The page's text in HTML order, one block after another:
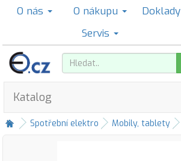
O nás O nákupu Doklady
Servis
Katalog
Spotřební elektro Mobily, tablety